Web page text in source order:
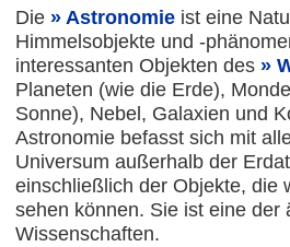
Die
Astronomieist eine
Himmelsobjekte und -
interessanten Objekten des
Planeten (wie die Erde),
Sonne), Nebel, Galaxien und
Astronomie befasst sich mit
Universum außerhalb der
einschließlich der Objekte, die
sehen können. Sie ist eine der
Wissenschaften.